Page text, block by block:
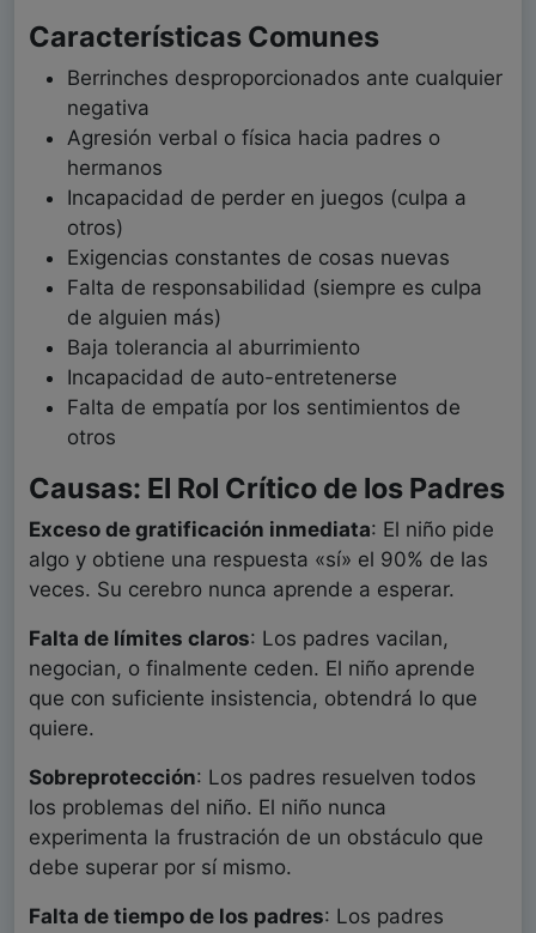
Características Comunes
Berrinches desproporcionados ante cualquier
negativa
Agresión verbal o física hacia padres o
hermanos
Incapacidad de perder en juegos (culpa a
otros)
Exigencias constantes de cosas nuevas
Falta de responsabilidad (siempre es culpa
de alguien más)
Baja tolerancia al aburrimiento
Incapacidad de auto-entretenerse
Falta de empatía por los sentimientos de
otros
Causas: El Rol Crítico de los Padres
Exceso de gratificación inmediata: El niño pide
algo y obtiene una respuesta «sí» el 90% de las
veces. Su cerebro nunca aprende a esperar.
Falta de límites claros: Los padres vacilan,
negocian, o finalmente ceden. El niño aprende
que con suficiente insistencia, obtendrá lo que
quiere.
Sobreprotección: Los padres resuelven todos
los problemas del niño. El niño nunca
experimenta la frustración de un obstáculo que
debe superar por sí mismo.
Falta de tiempo de los padres: Los padres